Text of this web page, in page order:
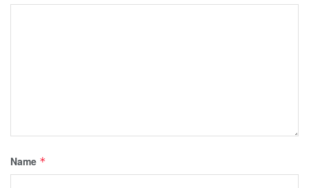
Name *